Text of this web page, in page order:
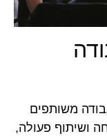
משותפים
פעולה,